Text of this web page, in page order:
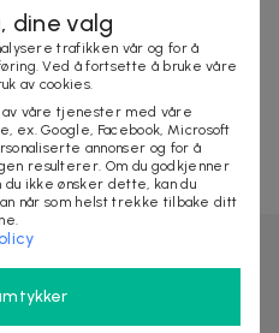
dealen så også på
dine valg
trafikken vår og for å
Ved å fortsette å bruke våre
av cookies.
våre tjenester med våre
ex. Google, Facebook, Microsoft
annonser og for å
resulterer. Om du godkjenner
ikke ønsker dette, kan du
når som helst trekke tilbake ditt